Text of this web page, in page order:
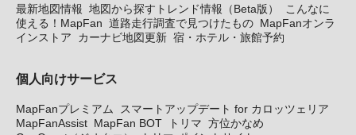
最新地図情報 地図から探すトレンド情報（Beta版）
こんなに
使える！MapFan 道路走行調査で見つけたもの MapFanオンラ
インストア
カーナビ地図更新 宿・ホテル・旅館予約
個人向けサービス
MapFanプレミアム
スマートアップデート for カロッツェリア
MapFanAssist MapFan BOT トリマ 方位かなめ